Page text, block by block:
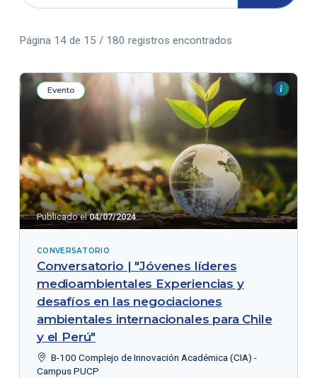
Página 14 de 15 / 180 registros encontrados
Evento
Publicado el04/07/2024
CONVERSATORIO
Conversatorio | "Jóvenes líderes
medioambientales Experiencias y
desafíos en las negociaciones
ambientales internacionales para Chile
y el Perú"
B-100 Complejo de Innovación Académica (CIA) -
Campus PUCP